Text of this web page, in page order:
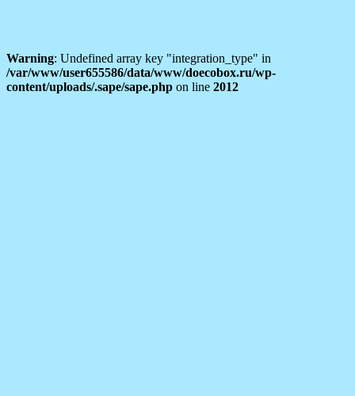
Warning: Undefined array key "integration_type" in
/var/www/user655586/data/www/doecobox.ru/wp-
content/uploads/.sape/sape.php on line 2012